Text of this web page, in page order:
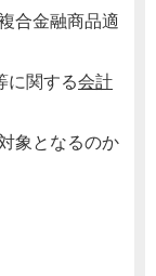
合金融商品適
に関する会計
象となるのか